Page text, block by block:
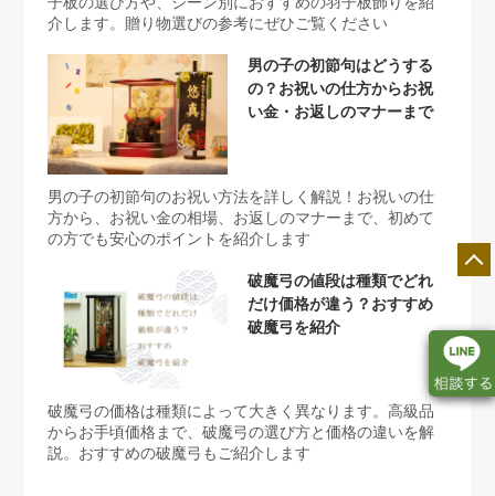
介します。贈り物選びの参考にぜひご覧ください
男の子の初節句はどうする
の？お祝いの仕方からお祝
い金・お返しのマナーまで
男の子の初節句のお祝い方法を詳しく解説！お祝いの仕
方から、お祝い金の相場、お返しのマナーまで、初めて
の方でも安心のポイントを紹介します
破魔弓の値段は種類でどれ
だけ価格が違う？おすすめ
破魔弓を紹介
破魔弓の価格は種類によって大きく異なります。高級品
からお手頃価格まで、破魔弓の選び方と価格の違いを解
説。おすすめの破魔弓もご紹介します
店舗一覧 展示会情報